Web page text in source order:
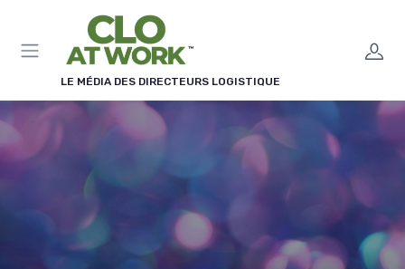
LE MÉDIA DES DIRECTEURS LOGISTIQUE
Panneau de gestion des cookies